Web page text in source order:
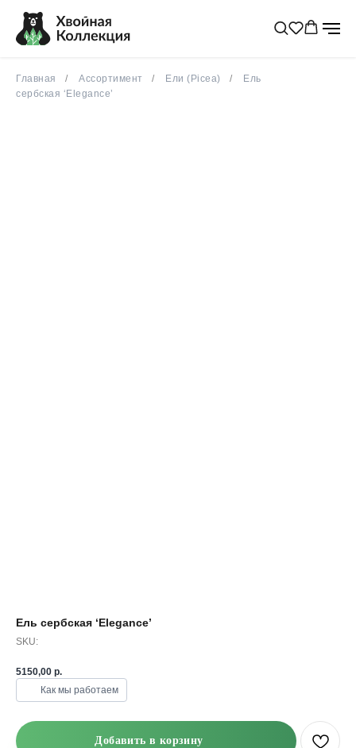
Главная Ассортимент Ели (Picea)
Ель
сербская ‘Elegance’
весна 2026
Ель сербская ‘Elegance’
SKU:
5150,00 р.
Как мы работаем
Добавить в корзину